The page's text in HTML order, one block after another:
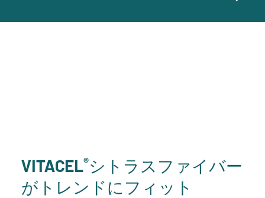
VITACEL®シトラスファイバー
がトレンドにフィット